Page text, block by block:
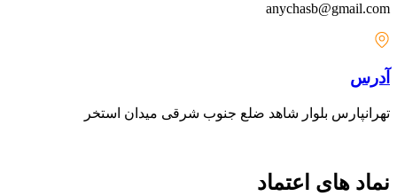
anychasb@gmail.com
آدرس
تهرانپارس بلوار شاهد ضلع جنوب شرقی میدان استخر
نماد های اعتماد